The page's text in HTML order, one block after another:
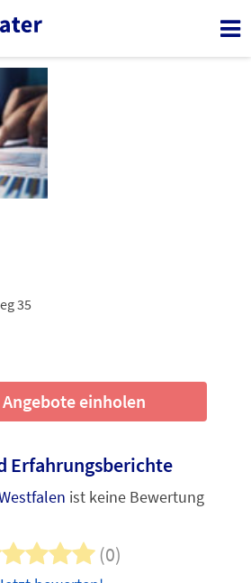
35
einholen
Erfahrungsberichte
ist keine Bewertung
(0)